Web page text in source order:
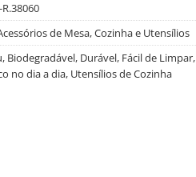
de Mesa,Cozinha e Utensílios
, Biodegradável, Durável, Fácil de Limpar,
no dia a dia, Utensílios de Cozinha